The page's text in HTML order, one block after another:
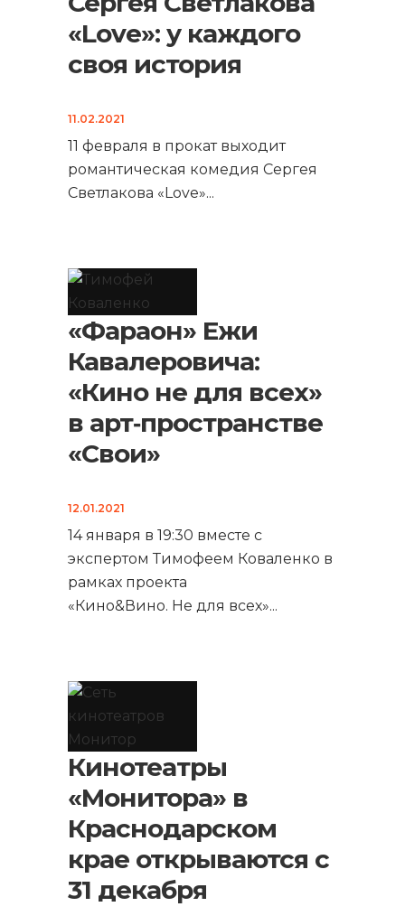
«Love»: у каждого
своя история
11.02.2021
11 февраля в прокат выходит
романтическая комедия Сергея
Светлакова «Love»...
«Фараон» Ежи
Кавалеровича:
«Кино не для всех»
в арт‑пространстве
«Свои»
12.01.2021
14 января в 19:30 вместе с
экспертом Тимофеем Коваленко в
рамках проекта
«Кино&Вино. Не для всех»...
Кинотеатры
«Монитора» в
Краснодарском
крае открываются с
31 декабря